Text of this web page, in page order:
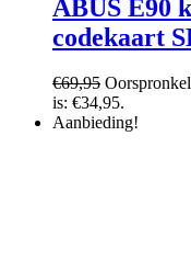
ABUS E90
codekaart
€69,95
is: €34,95.
Aanbieding!